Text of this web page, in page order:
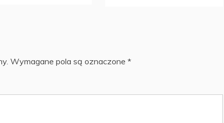
Wymagane pola są oznaczone *